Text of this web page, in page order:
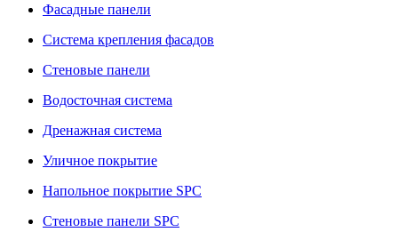
Фасадные панели
Система крепления фасадов
Стеновые панели
Водосточная система
Дренажная система
Уличное покрытие
Напольное покрытие SPC
Стеновые панели SPC